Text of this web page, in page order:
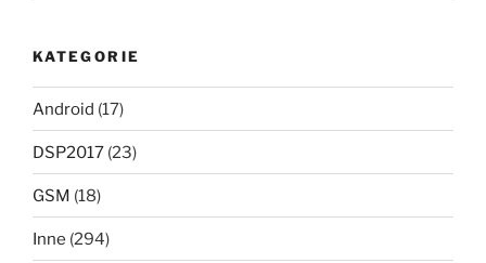
KATEGORIE
Android (17)
DSP2017 (23)
GSM (18)
Inne (294)